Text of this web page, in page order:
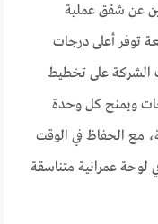
عن شقق عملية
توفر أعلى درجات
الشركة على تخطيط
ويمنح كل وحدة
مع الحفاظ في الوقت
لوحة عمرانية متناسقة